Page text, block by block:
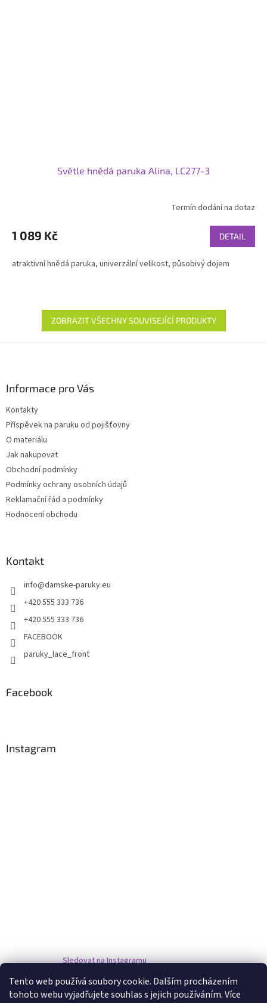
Tento web používá soubory cookie. Dalším procházením
tohoto webu vyjadřujete souhlas s jejich používáním. Více
Světle hnědá paruka Alina, LC277-3
Termín dodání na dotaz
1 089 Kč DETAIL
atraktivní hnědá paruka, univerzální velikost, působivý dojem
ZOBRAZIT VŠECHNY SOUVISEJÍCÍ PRODUKTY
Informace pro Vás
Kontakty
Příspěvek na paruku od pojišťovny
O materiálu
Jak nakupovat
Obchodní podmínky
Podmínky ochrany osobních údajů
Reklamační řád a podmínky
Hodnocení obchodu
Kontakt
info@damske-paruky.eu
+420 555 333 736
+420 555 333 736
FACEBOOK
paruky_lace_front
Facebook
Instagram
Sledovat na Instagramu
www.damske-paruky.eu